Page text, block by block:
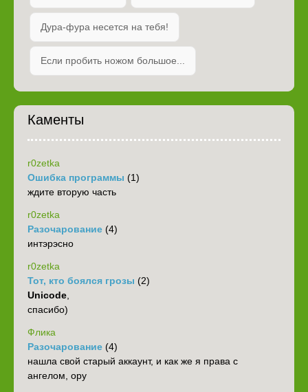
Дура-фура несется на тебя!
Если пробить ножом большое...
Каменты
r0zetka
Ошибка программы (1)
ждите вторую часть
r0zetka
Разочарование (4)
интэрэсно
r0zetka
Тот, кто боялся грозы (2)
Unicode,
спасибо)
Флика
Разочарование (4)
нашла свой старый аккаунт, и как же я права с
ангелом, ору